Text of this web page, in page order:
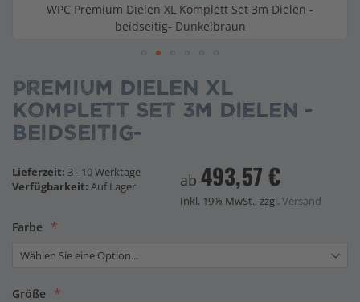
WPC Premium Dielen XL Komplett Set 3m Dielen -
beidseitig- Dunkelbraun
Anfang
der
Bildgalerie
springen
Premium Dielen XL
Komplett Set 3m Dielen -
beidseitig-
Lieferzeit: 3 - 10 Werktage
Verfügbarkeit: Auf Lager ab 493,57 €
Inkl. 19% MwSt., zzgl. Versand
Farbe
Größe